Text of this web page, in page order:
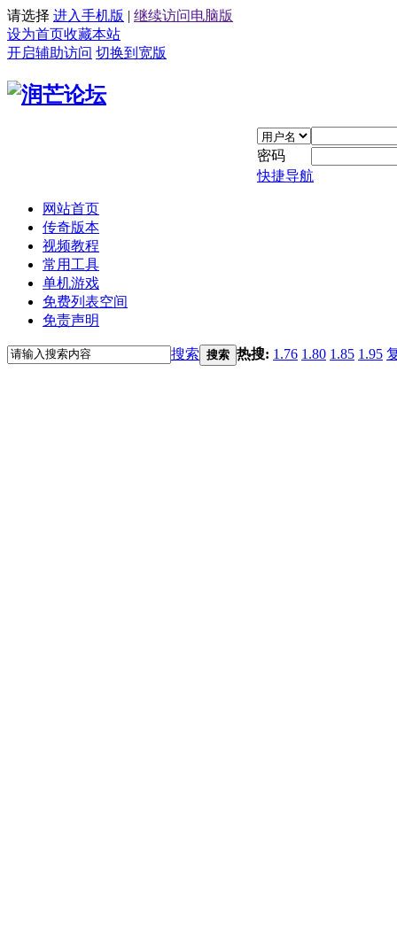
请选择 进入手机版 | 继续访问电脑版
设为首页收藏本站
开启辅助访问 切换到宽版
密码
快捷导航
网站首页
传奇版本
视频教程
常用工具
单机游戏
免费列表空间
免责声明
搜索 搜索 热搜: 1.76 1.80 1.85 1.95